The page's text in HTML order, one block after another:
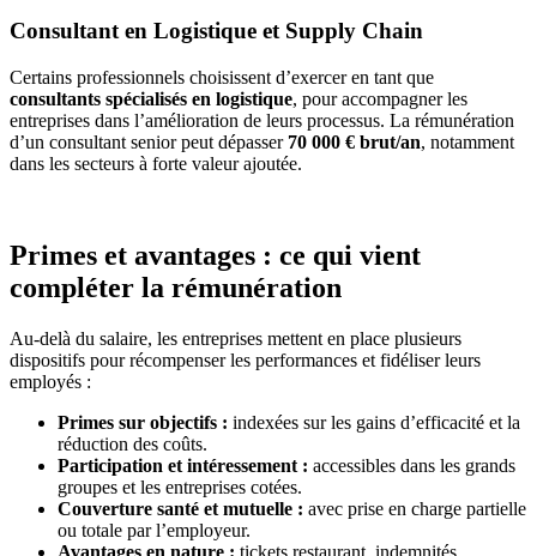
Consultant en Logistique et Supply Chain
Certains professionnels choisissent d’exercer en tant que
consultants spécialisés en logistique, pour accompagner les
entreprises dans l’amélioration de leurs processus. La rémunération
d’un consultant senior peut dépasser70 000 € brut/an, notamment
dans les secteurs à forte valeur ajoutée.
Primes et avantages : ce qui vient
compléter la rémunération
Au-delà du salaire, les entreprises mettent en place plusieurs
dispositifs pour récompenser les performances et fidéliser leurs
employés :
Primes sur objectifs : indexées sur les gains d’efficacité et la
réduction des coûts.
Participation et intéressement : accessibles dans les grands
groupes et les entreprises cotées.
Couverture santé et mutuelle : avec prise en charge partielle
ou totale par l’employeur.
Avantages en nature : tickets restaurant, indemnités